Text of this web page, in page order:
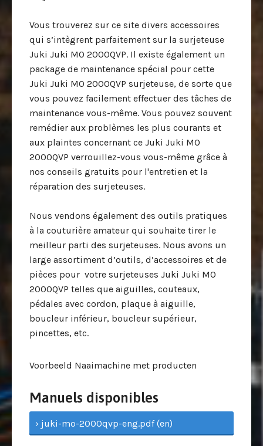
Vous trouverez sur ce site divers accessoires
qui s’intègrent parfaitement sur la surjeteuse
Juki Juki MO 2000QVP. Il existe également un
package de maintenance spécial pour cette
Juki Juki MO 2000QVP surjeteuse, de sorte que
vous pouvez facilement effectuer des tâches de
maintenance vous-même. Vous pouvez souvent
remédier aux problèmes les plus courants et
aux plaintes concernant ce Juki Juki MO
2000QVP verrouillez-vous vous-même grâce à
nos conseils gratuits pour l'entretien et la
réparation des surjeteuses.
Nous vendons également des outils pratiques
à la couturière amateur qui souhaite tirer le
meilleur parti des surjeteuses. Nous avons un
large assortiment d’outils, d’accessoires et de
pièces pour votre surjeteuses Juki Juki MO
2000QVP telles que aiguilles, couteaux,
pédales avec cordon, plaque à aiguille,
boucleur inférieur, boucleur supérieur,
pincettes, etc.
Voorbeeld Naaimachine met producten
Manuels disponibles
› juki-mo-2000qvp-eng.pdf (en)